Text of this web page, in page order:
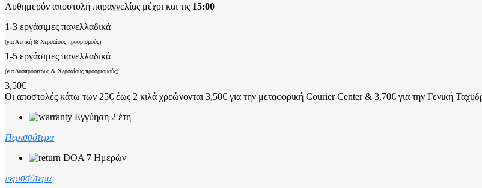
Αυθημερόν αποστολή παραγγελίας μέχρι και τις 15:00
1-3 εργάσιμες πανελλαδικά
(για Αττική & Χερσαίους προορισμούς)
1-5 εργάσιμες πανελλαδικά
(για Δυσπρόσιτους & Χερσαίους προορισμούς)
3,50€
Οι αποστολές κάτω των 25€ έως 2 κιλά χρεώνονται 3,50€ για την μεταφορική Courier Center & 3,70€ για την Γενική
Εγγύηση 2 έτη
Περισσότερα
DOA 7 Ημερών
περισσότερα